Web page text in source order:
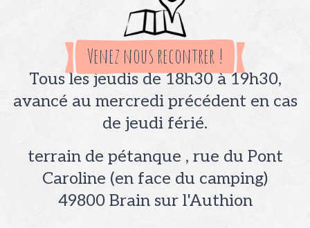
Venez nous recontrer !
Tous les jeudis de 18h30 à 19h30,
avancé au mercredi précédent en cas
de jeudi férié.
terrain de pétanque , rue du Pont
Caroline (en face du camping)
49800 Brain sur l'Authion